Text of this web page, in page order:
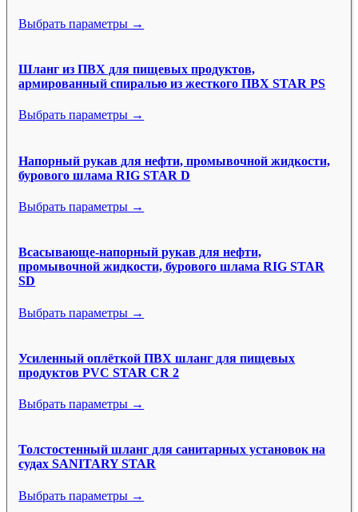
Выбрать параметры →
Шланг из ПВХ для пищевых продуктов,
армированный спиралью из жесткого ПВХ STAR PS
Выбрать параметры →
Напорный рукав для нефти, промывочной жидкости,
бурового шлама RIG STAR D
Выбрать параметры →
Всасывающе-напорный рукав для нефти,
промывочной жидкости, бурового шлама RIG STAR
SD
Выбрать параметры →
Усиленный оплёткой ПВХ шланг для пищевых
продуктов PVC STAR CR 2
Выбрать параметры →
Толстостенный шланг для санитарных установок на
судах SANITARY STAR
Выбрать параметры →